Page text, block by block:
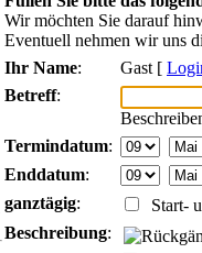
Wir möchten Sie darauf
Eventuell nehmen wir uns
Ihr Name: Gast [
Betreff:
Termindatum:
Enddatum:
ganztägig:
Start-
Beschreibung: